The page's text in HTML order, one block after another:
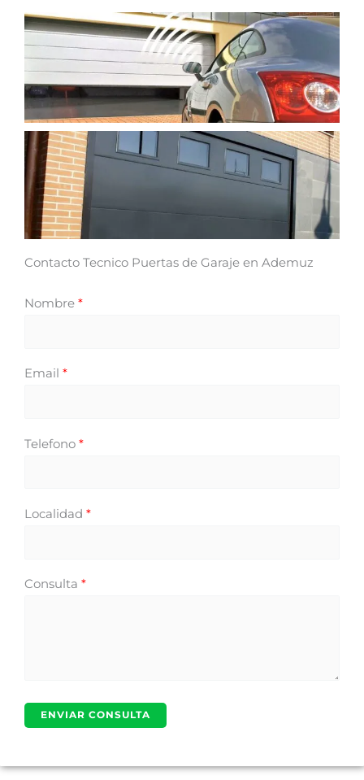
Contacto Tecnico Puertas de Garaje en Ademuz
Nombre *
Email *
Telefono *
Localidad *
Consulta *